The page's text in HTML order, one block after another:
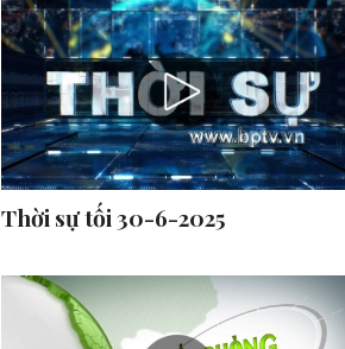
Thời sự tối 30-6-2025